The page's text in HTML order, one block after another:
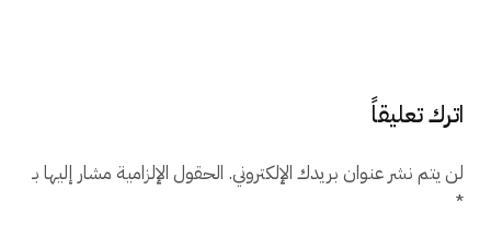
اترك تعليقاً
لن يتم نشر عنوان بريدك الإلكتروني. الحقول الإلزامية مشار إليها بـ
*